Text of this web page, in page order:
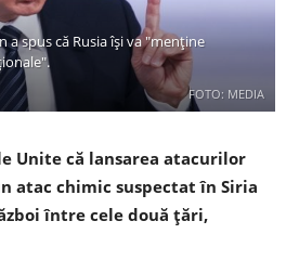
FOTO: MEDIA
a spus că Rusia își va "menține
Unite că lansarea atacurilor
atac chimic suspectat în Siria
între cele două țări,